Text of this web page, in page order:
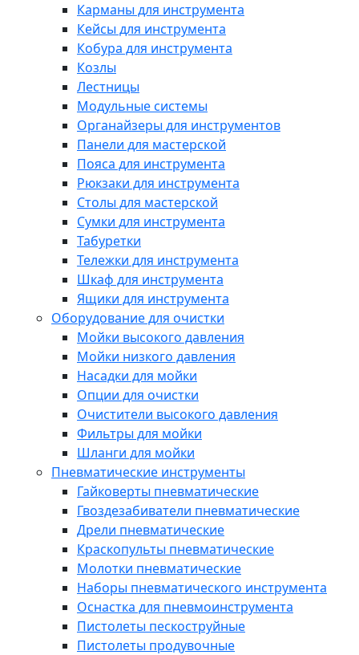
Карманы для инструмента
Кейсы для инструмента
Кобура для инструмента
Козлы
Лестницы
Модульные системы
Органайзеры для инструментов
Панели для мастерской
Пояса для инструмента
Рюкзаки для инструмента
Столы для мастерской
Сумки для инструмента
Табуретки
Тележки для инструмента
Шкаф для инструмента
Ящики для инструмента
Оборудование для очистки
Мойки высокого давления
Мойки низкого давления
Насадки для мойки
Опции для очистки
Очистители высокого давления
Фильтры для мойки
Шланги для мойки
Пневматические инструменты
Гайковерты пневматические
Гвоздезабиватели пневматические
Дрели пневматические
Краскопульты пневматические
Молотки пневматические
Наборы пневматического инструмента
Оснастка для пневмоинструмента
Пистолеты пескоструйные
Пистолеты продувочные